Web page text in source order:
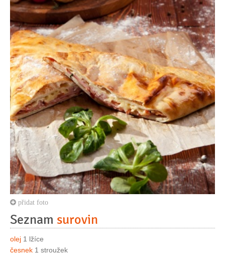
přidat foto
Seznam surovin
olej 1 lžíce
česnek 1 stroužek